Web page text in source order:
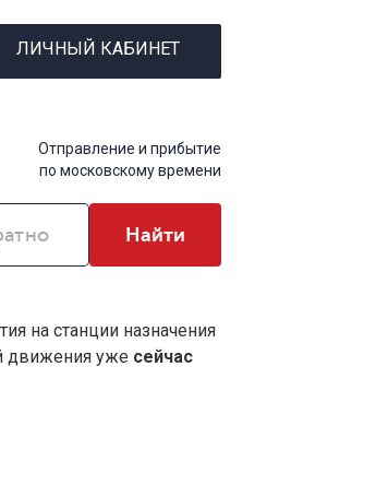
ЛИЧНЫЙ КАБИНЕТ
Отправление и прибытие
по московскому времени
Найти
на станции назначения
движения уже сейчас